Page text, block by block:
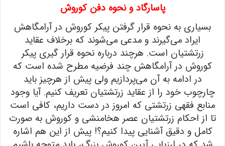
پاسارگادو نحوه دفن کوروش
بسیاری به نحوه قرار گرفتن پیکر کوروش در آرامگاهش
ایراد می‌گیرند و مدعی می‌شوند که برخلاف عقاید
زرتشتیان است. هرچند درباره نحوه قرار گیری پیکر
کوروش در آرامگاهش چند فرضیه مطرح شده است که
در ادامه به آن می‌پردازیم ولی پیش از هرچیز باید
چارچوب خود را از عقاید زرتشتیان تعریف کنیم. آیا وجود
منابع فقهی زرتشتی که امروز در دست داریم، کافی است
تا از احکام زرتشتیان عصر هخامنشی و کوروش به صورت
کامل و دقیق آشنایی پیدا کنیم؟! پیش از این هم اشاره